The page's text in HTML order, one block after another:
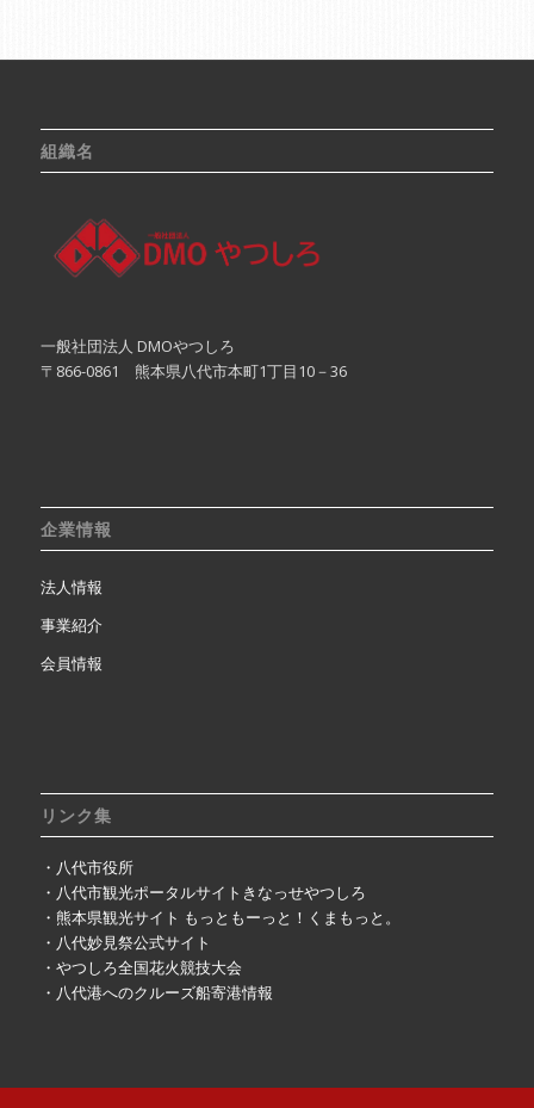
組織名
一般社団法人 DMOやつしろ
〒866-0861 熊本県八代市本町1丁目10－36
企業情報
法人情報
事業紹介
会員情報
リンク集
・八代市役所
・八代市観光ポータルサイトきなっせやつしろ
・熊本県観光サイト もっともーっと！くまもっと。
・八代妙見祭公式サイト
・やつしろ全国花火競技大会
・八代港へのクルーズ船寄港情報